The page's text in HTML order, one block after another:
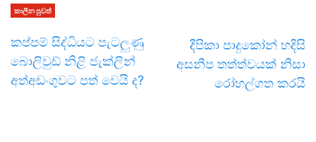
කාලීන පුවත්
කප්පම් සිද්ධියට පැටලුණු
බොලිවුඩ් නිළි ජැක්ලින්
අත්අඩංගුවට පත් වෙයි ද?
දීපිකා පාදුකෝන් හදිසි
අසනීප තත්ත්වයක් නිසා
රෝහල්ගත කරයි